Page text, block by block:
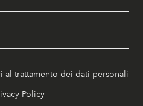
al trattamento dei dati personali
Policy